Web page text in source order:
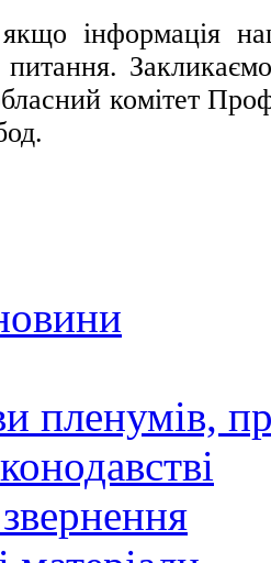
інформація
питання.
комітет
пленумів,